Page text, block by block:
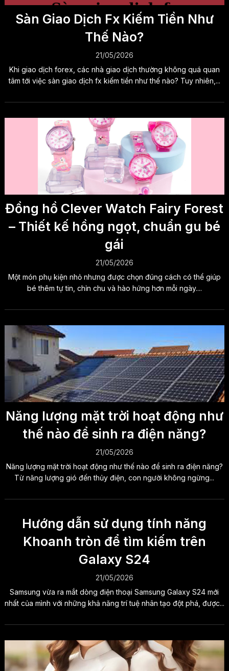
Sàn Giao Dịch Fx Kiếm Tiền Như
Thế Nào?
21/05/2026
Khi giao dịch forex, các nhà giao dịch thường không quá quan
tâm tới việc sàn giao dịch fx kiếm tiền như thế nào? Tuy nhiên,...
Đồng hồ Clever Watch Fairy Forest
– Thiết kế hồng ngọt, chuẩn gu bé
gái
21/05/2026
Một món phụ kiện nhỏ nhưng được chọn đúng cách có thể giúp
bé thêm tự tin, chỉn chu và hào hứng hơn mỗi ngày....
Năng lượng mặt trời hoạt động như
thế nào để sinh ra điện năng?
21/05/2026
Năng lượng mặt trời hoạt động như thế nào để sinh ra điện năng?
Từ năng lượng gió đến thủy điện, con người không ngừng...
Hướng dẫn sử dụng tính năng
Khoanh tròn để tìm kiếm trên
Galaxy S24
21/05/2026
Samsung vừa ra mắt dòng điện thoại Samsung Galaxy S24 mới
nhất của mình với những khả năng trí tuệ nhân tạo đột phá, được...